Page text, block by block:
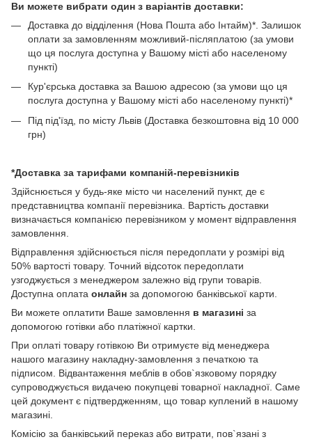
Ви можете вибрати один з варіантів доставки:
Доставка до відділення (Нова Пошта або Інтайм)*. Залишок
оплати за замовленням можливий-післяплатою (за умови
що ця послуга доступна у Вашому місті або населеному
пункті)
Кур'єрська доставка за Вашою адресою (за умови що ця
послуга доступна у Вашому місті або населеному пункті)*
Під під'їзд, по місту Львів (Доставка безкоштовна від 10 000
грн)
*Доставка за тарифами компаній-перевізників
Здійснюється у будь-яке місто чи населений пункт, де є
представництва компанії перевізника. Вартість доставки
визначається компанією перевізником у момент відправлення
замовлення.
Відправлення здійснюється після передоплати у розмірі від
50% вартості товару. Точний відсоток передоплати
узгоджується з менеджером залежно від групи товарів.
Доступна оплата онлайн за допомогою банківської карти.
Ви можете оплатити Ваше замовлення в магазині за
допомогою готівки або платіжної картки.
При оплаті товару готівкою Ви отримуєте від менеджера
нашого магазину накладну-замовлення з печаткою та
підписом. Відвантаження меблів в обов`язковому порядку
супроводжується видачею покупцеві товарної накладної. Саме
цей документ є підтвердженням, що товар куплений в нашому
магазині.
Комісію за банківський переказ або витрати, пов`язані з